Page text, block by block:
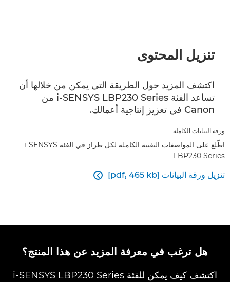
تنزيل المحتوى
اكتشف المزيد حول الطريقة التي يمكن من خلالها أن
تساعد الفئة i-SENSYS LBP230 Series من
Canon في تعزيز إنتاجية أعمالك.
ورقة البيانات الكاملة
اطّلع على المواصفات التقنية الكاملة لكل طراز في الفئة i-SENSYS
LBP230 Series
تنزيل ورقة البيانات [pdf, 465 kb] 
هل ترغب في معرفة المزيد عن هذا المنتج؟
اكتشف كيف يمكن للفئة i-SENSYS LBP230 Series